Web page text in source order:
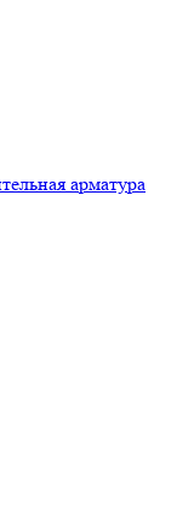
арматура